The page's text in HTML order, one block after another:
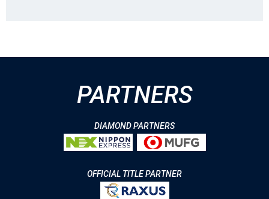
PARTNERS
DIAMOND PARTNERS
OFFICIAL TITLE PARTNER